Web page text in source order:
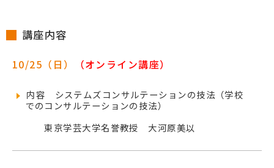
講座内容
10/25（日） （オンライン講座）
内容 システムズコンサルテーションの技法（学校
でのコンサルテーションの技法）
東京学芸大学名誉教授 大河原美以